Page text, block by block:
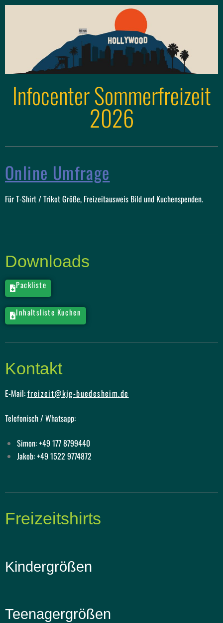
Infocenter Sommerfreizeit
2026
Online Umfrage
Für T-Shirt / Trikot Größe, Freizeitausweis Bild und Kuchenspenden.
Downloads
Packliste
Inhaltsliste Kuchen
Kontakt
E-Mail:freizeit@kjg-buedesheim.de
Telefonisch / Whatsapp:
Simon: +49 177 8799440
Jakob: +49 1522 9774872
Freizeitshirts
Kindergrößen
Teenagergrößen